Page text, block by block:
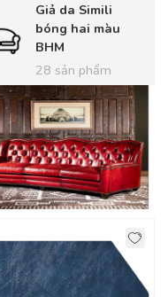
Giả da Simili
bóng hai màu
BHM
28 sản phẩm